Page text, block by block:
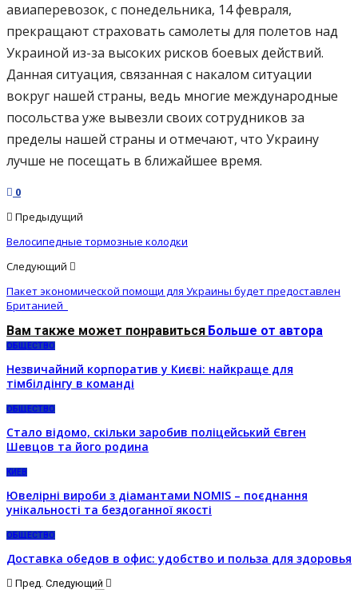
авиаперевозок, с понедельника, 14 февраля,
прекращают страховать самолеты для полетов над
Украиной из-за высоких рисков боевых действий.
Данная ситуация, связанная с накалом ситуации
вокруг нашей страны, ведь многие международные
посольства уже вывезли своих сотрудников за
пределы нашей страны и отмечают, что Украину
лучше не посещать в ближайшее время.
0
Предыдущий
Велосипедные тормозные колодки
Следующий
Пакет экономической помощи для Украины будет предоставлен
Британией
Вам также может понравиться Больше от автора
ОБЩЕСТВО
Незвичайний корпоратив у Києві: найкраще для
тімбілдінгу в команді
ОБЩЕСТВО
Стало відомо, скільки заробив поліцейський Євген
Шевцов та його родина
КИЕВ
Ювелірні вироби з діамантами NOMIS – поєднання
унікальності та бездоганної якості
ОБЩЕСТВО
Доставка обедов в офис: удобство и польза для здоровья
Пред. Следующий